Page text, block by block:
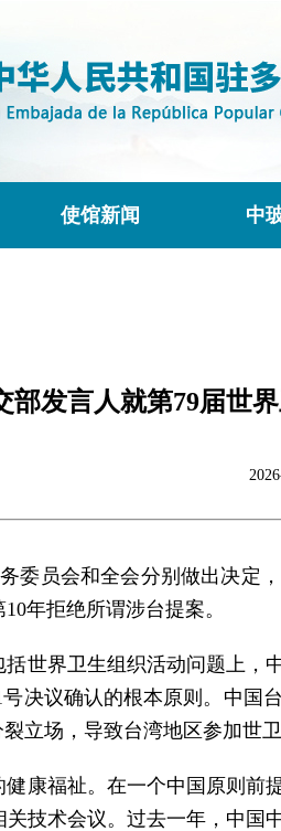
使馆新闻 中
部发言人就第79届世
委员会和全会分别做出决定
年拒绝所谓涉台提案。
世界卫生组织活动问题上
决议确认的根本原则。中
立场，导致台湾地区参加世
康福祉。在一个中国原则
技术会议。过去一年，中